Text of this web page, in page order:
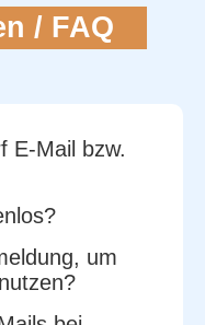
/ FAQ
E-Mail bzw.
für kurze
entgegen,
von
das Lesen
um